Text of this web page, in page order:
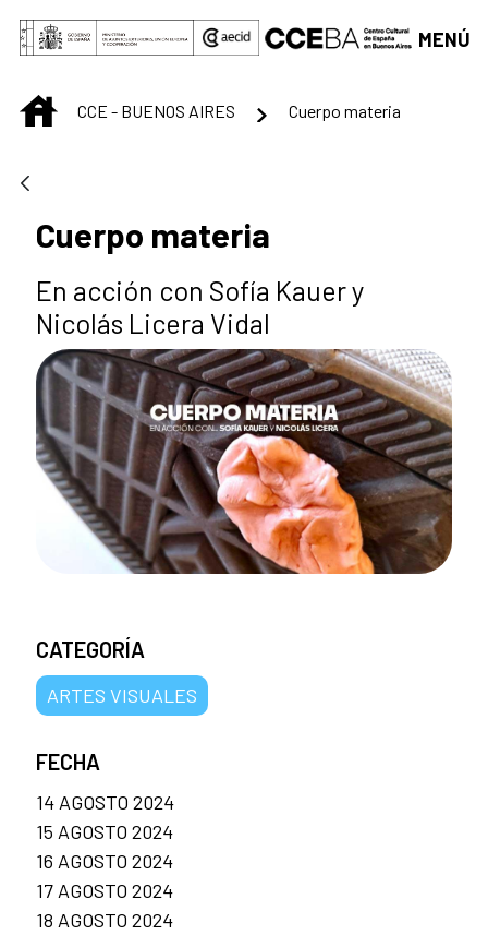
Saltar al contenido principal
MENÚ
INICIOCCE - BUENOS AIRES Cuerpo materia
Cuerpo materia
En acción con Sofía Kauer y
Nicolás Licera Vidal
CATEGORÍA
ARTES VISUALES
FECHA
14 AGOSTO 2024
15 AGOSTO 2024
16 AGOSTO 2024
17 AGOSTO 2024
18 AGOSTO 2024